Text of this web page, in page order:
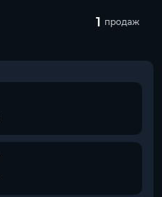
1 продаж